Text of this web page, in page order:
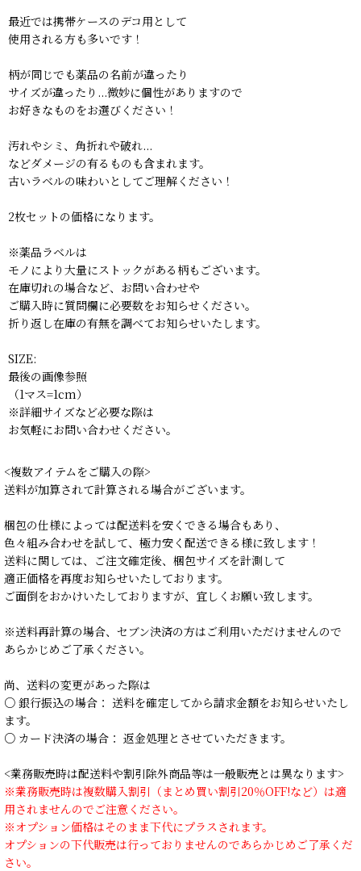
最近では携帯ケースのデコ用として
使用される方も多いです！
柄が同じでも薬品の名前が違ったり
サイズが違ったり...微妙に個性がありますので
お好きなものをお選びください！
汚れやシミ、角折れや破れ...
などダメージの有るものも含まれます。
古いラベルの味わいとしてご理解ください！
2枚セットの価格になります。
※薬品ラベルは
モノにより大量にストックがある柄もございます。
在庫切れの場合など、お問い合わせや
ご購入時に質問欄に必要数をお知らせください。
折り返し在庫の有無を調べてお知らせいたします。
SIZE:
最後の画像参照
（1マス=1cm）
※詳細サイズなど必要な際は
お気軽にお問い合わせください。
<複数アイテムをご購入の際>
送料が加算されて計算される場合がございます。
梱包の仕様によっては配送料を安くできる場合もあり、
色々組み合わせを試して、極力安く配送できる様に致します！
送料に関しては、ご注文確定後、梱包サイズを計測して
適正価格を再度お知らせいたしております。
ご面倒をおかけいたしておりますが、宜しくお願い致します。
※送料再計算の場合、セブン決済の方はご利用いただけませんので
あらかじめご了承ください。
尚、送料の変更があった際は
○ 銀行振込の場合： 送料を確定してから請求金額をお知らせいたし
ます。
○ カード決済の場合： 返金処理とさせていただきます。
<業務販売時は配送料や割引除外商品等は一般販売とは異なります>
※業務販売時は複数購入割引（まとめ買い割引20％OFF!など）は適
用されませんのでご注意ください。
※オプション価格はそのまま下代にプラスされます。
オプションの下代販売は行っておりませんのであらかじめご了承くだ
さい。